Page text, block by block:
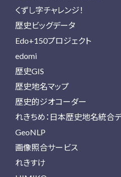
くずし字チャレンジ！
歴史ビッグデータ
Edo+150プロジェクト
edomi
歴史GIS
歴史地名マップ
歴史的ジオコーダー
れきちめ：日本歴史地名統合
GeoNLP
画像照合サービス
れきすけ